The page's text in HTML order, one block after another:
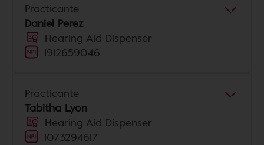
Practicante
Daniel Perez
Hearing Aid Dispenser
1912659046
Practicante
Tabitha Lyon
Hearing Aid Dispenser
1073294617